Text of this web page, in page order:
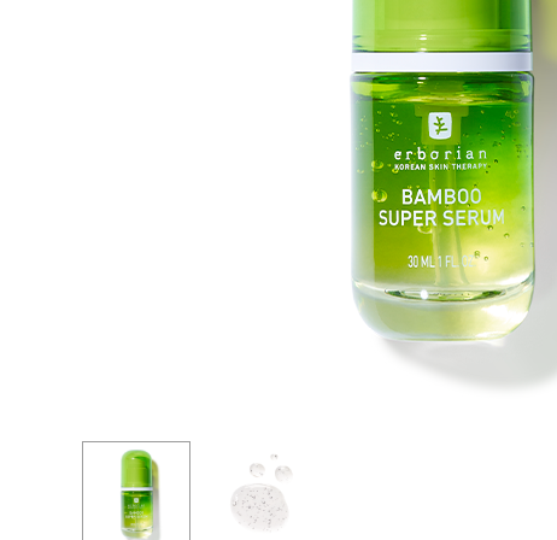
совершенных средств для уходы
за вашей кожей для достижения
лучших результатов.